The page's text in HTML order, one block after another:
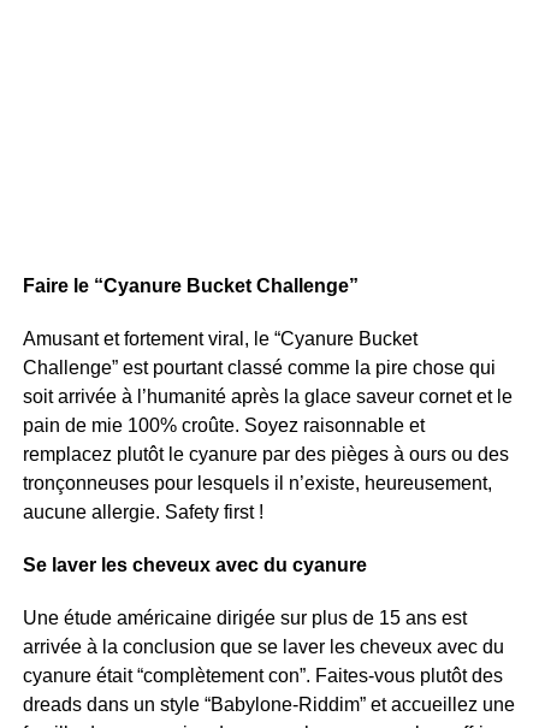
Faire le “Cyanure Bucket Challenge”
Amusant et fortement viral, le “Cyanure Bucket
Challenge” est pourtant classé comme la pire chose qui
soit arrivée à l’humanité après la glace saveur cornet et le
pain de mie 100% croûte. Soyez raisonnable et
remplacez plutôt le cyanure par des pièges à ours ou des
tronçonneuses pour lesquels il n’existe, heureusement,
aucune allergie. Safety first !
Se laver les cheveux avec du cyanure
Une étude américaine dirigée sur plus de 15 ans est
arrivée à la conclusion que se laver les cheveux avec du
cyanure était “complètement con”. Faites-vous plutôt des
dreads dans un style “Babylone-Riddim” et accueillez une